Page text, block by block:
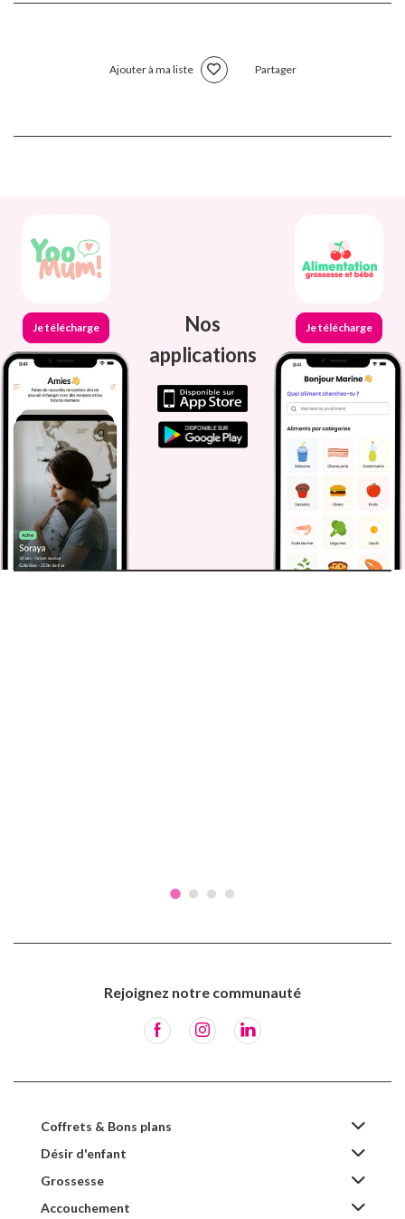
Ajouter à ma liste Partager
Je télécharge
Nos
applications
Je télécharge
Rejoignez notre communauté
Coffrets & Bons plans
Désir d'enfant
Grossesse
Accouchement